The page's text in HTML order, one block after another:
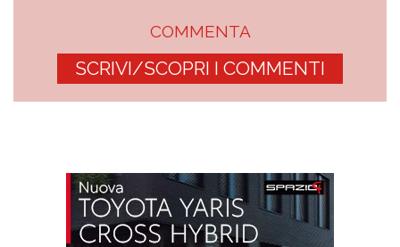
COMMENTA
SCRIVI/SCOPRI I COMMENTI